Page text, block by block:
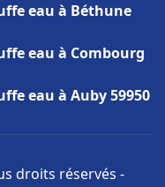
eau à Béthune
eau à Combourg
eau à Auby 59950
droits réservés -